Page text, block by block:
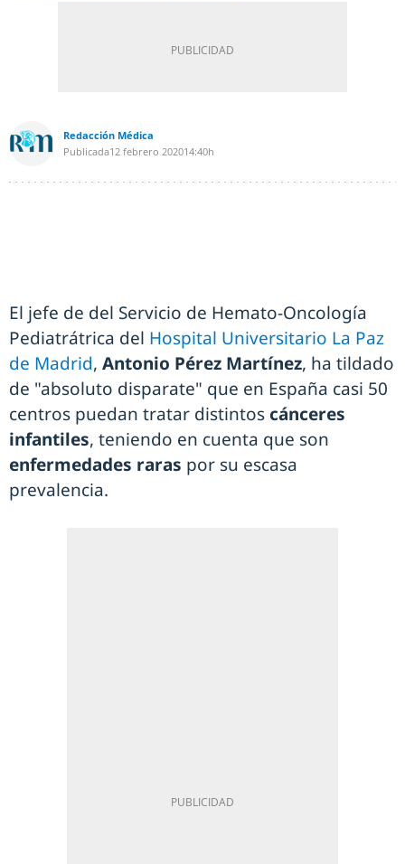
Redacción Médica
Publicada12 febrero 202014:40h
El jefe de del Servicio de Hemato-Oncología
Pediatrátrica del Hospital Universitario La Paz
de Madrid, Antonio Pérez Martínez, ha tildado
de "absoluto disparate" que en España casi 50
centros puedan tratar distintos cánceres
infantiles, teniendo en cuenta que son
enfermedades raras por su escasa
prevalencia.